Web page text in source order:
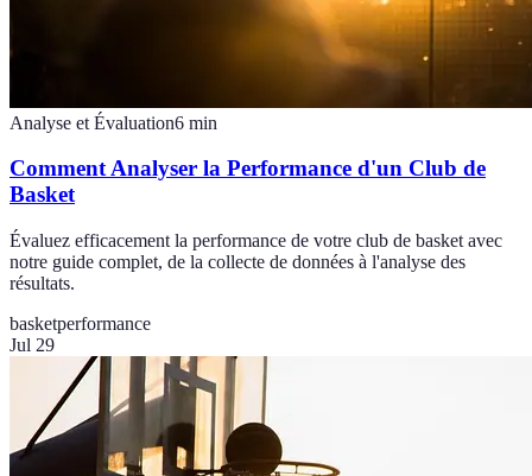
Analyse et Évaluation6 min
Comment Analyser la Performance d'un Club de
Basket
Évaluez efficacement la performance de votre club de basket avec
notre guide complet, de la collecte de données à l'analyse des
résultats.
basketperformance
Jul 29